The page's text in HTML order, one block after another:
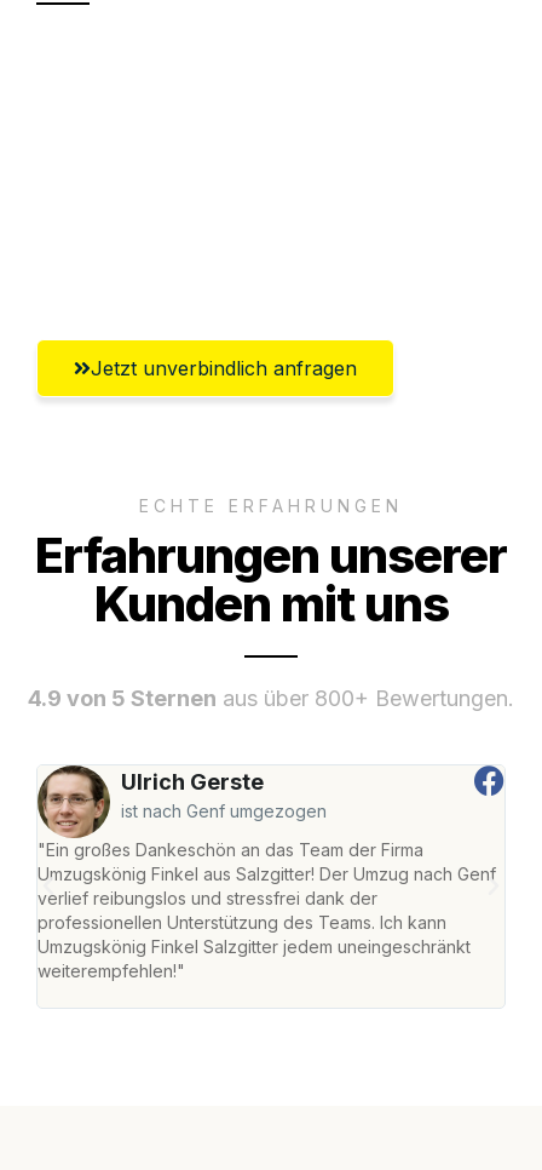
Jetzt unverbindlich anfragen
ECHTE ERFAHRUNGEN
Erfahrungen unserer
Kunden mit uns
4.9 von 5 Sternen aus über 800+ Bewertungen.
Ulrich Gerste
ist nach Genf umgezogen
"Ein großes Dankeschön an das Team der Firma
Umzugskönig Finkel aus Salzgitter! Der Umzug nach Genf
verlief reibungslos und stressfrei dank der
professionellen Unterstützung des Teams. Ich kann
Umzugskönig Finkel Salzgitter jedem uneingeschränkt
weiterempfehlen!"